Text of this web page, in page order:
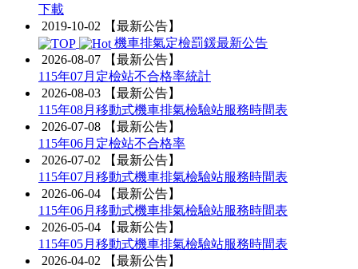
下載
2019-10-02
【最新公告】
機車排氣定檢罰鍰最新公告
2026-08-07
【最新公告】
115年07月定檢站不合格率統計
2026-08-03
【最新公告】
115年08月移動式機車排氣檢驗站服務時間表
2026-07-08
【最新公告】
115年06月定檢站不合格率
2026-07-02
【最新公告】
115年07月移動式機車排氣檢驗站服務時間表
2026-06-04
【最新公告】
115年06月移動式機車排氣檢驗站服務時間表
2026-05-04
【最新公告】
115年05月移動式機車排氣檢驗站服務時間表
2026-04-02
【最新公告】